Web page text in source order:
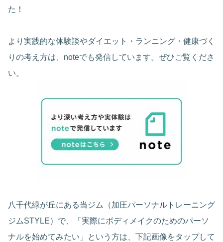
た！
より実践的な体験談やダイエット・ランニング・健康づく
りの考え方は、noteでも発信しています。ぜひご覧くださ
い。
八千代緑が丘にある当ジム（加圧パーソナルトレーニング
ジムSTYLE）で、「実際にボディメイクのためのパーソ
ナルを始めてみたい」という方は、下記画像をタップして